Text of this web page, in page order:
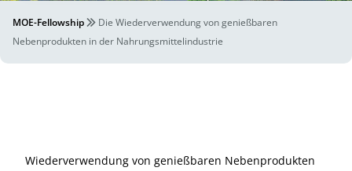
MOE-Fellowship
Die Wiederverwendung von genießbaren
Nebenprodukten in der Nahrungsmittelindustrie
Wiederverwendung von genießbaren Nebenprodukten